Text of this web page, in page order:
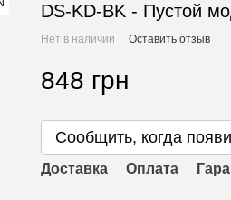
DS-KD-BK - Пустой
Нет в наличии Оставить отзыв
848 грн
Сообщить, когда
Доставка Оплата